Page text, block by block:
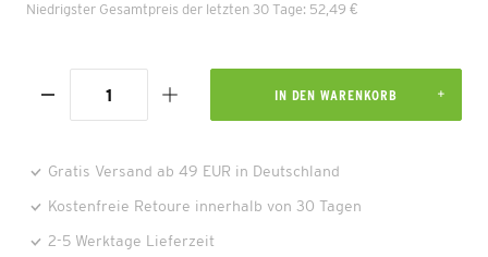
Niedrigster Gesamtpreis der letzten 30 Tage: 52,49 €
IN DEN WARENKORB
Gratis Versand ab 49 EUR in Deutschland
Kostenfreie Retoure innerhalb von 30 Tagen
2-5 Werktage Lieferzeit